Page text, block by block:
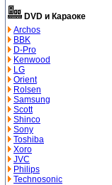
DVD и Караоке
Archos
BBK
D-Pro
Kenwood
LG
Orient
Rolsen
Samsung
Scott
Shinco
Sony
Toshiba
Xoro
JVC
Philips
Technosonic